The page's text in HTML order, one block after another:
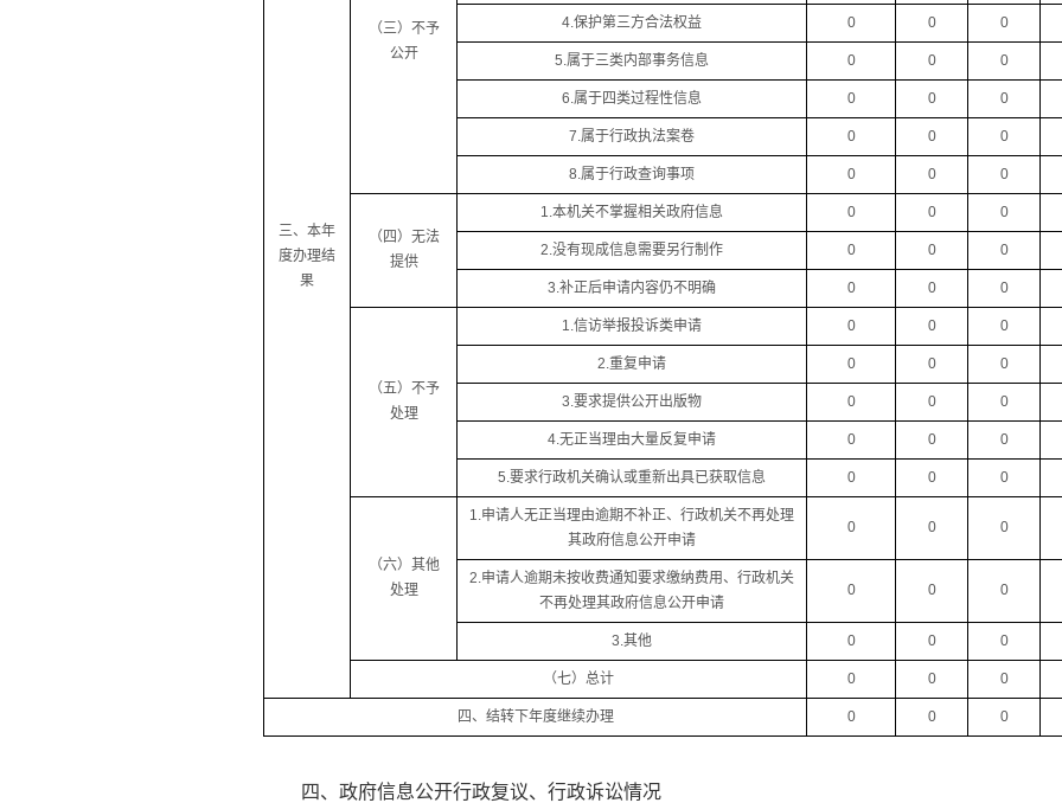
三、本年
度办理结
果
（三）不予
公开
4.保护第三方合法权益 0 0 0
5.属于三类内部事务信息 0 0 0
6.属于四类过程性信息 0 0 0
7.属于行政执法案卷 0 0 0
8.属于行政查询事项 0 0 0
（四）无法
提供
1.本机关不掌握相关政府信息 0 0 0
2.没有现成信息需要另行制作 0 0 0
3.补正后申请内容仍不明确 0 0 0
（五）不予
处理
1.信访举报投诉类申请 0 0 0
2.重复申请 0 0 0
3.要求提供公开出版物 0 0 0
4.无正当理由大量反复申请 0 0 0
5.要求行政机关确认或重新出具已获取信息 0 0 0
（六）其他
处理
1.申请人无正当理由逾期不补正、行政机关不再处理
其政府信息公开申请
0 0 0
2.申请人逾期未按收费通知要求缴纳费用、行政机关
不再处理其政府信息公开申请
0 0 0
3.其他 0 0 0
（七）总计 0 0 0
四、结转下年度继续办理 0 0 0
四、政府信息公开行政复议、行政诉讼情况